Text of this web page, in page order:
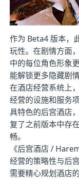
作为 Beta4 版本，
玩性。在剧情方面
中的每位角色形象
能解锁更多隐藏剧
在酒店经营系统上
经营的设施和服务
具特色的后宫酒店
复了之前版本中存
畅。
《后宫酒店 /
经营的策略性与后
需要精心规划酒店